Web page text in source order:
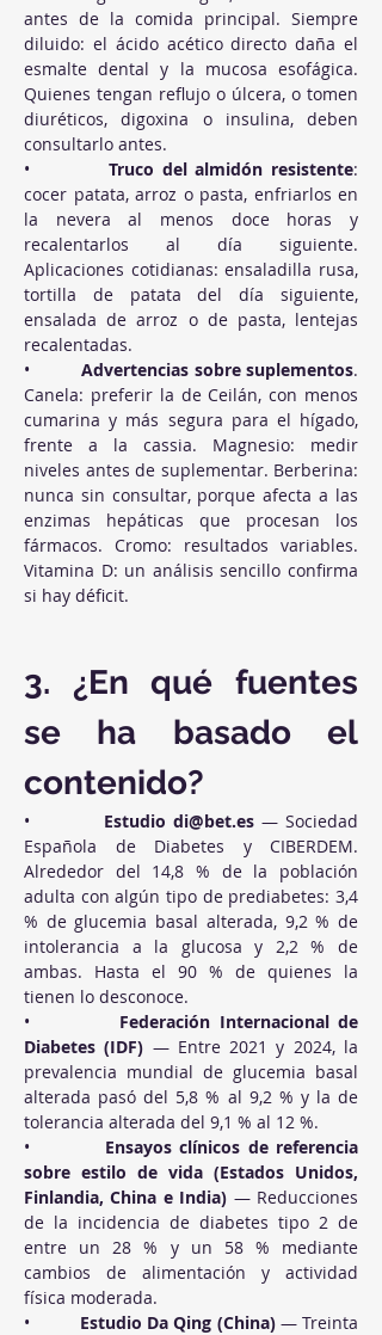
antes de la comida principal. Siempre
diluido: el ácido acético directo daña el
esmalte dental y la mucosa esofágica.
Quienes tengan reflujo o úlcera, o tomen
diuréticos, digoxina o insulina, deben
consultarlo antes.
• Truco del almidón resistente:
cocer patata, arroz o pasta, enfriarlos en
la nevera al menos doce horas y
recalentarlos al día siguiente.
Aplicaciones cotidianas: ensaladilla rusa,
tortilla de patata del día siguiente,
ensalada de arroz o de pasta, lentejas
recalentadas.
• Advertencias sobre suplementos.
Canela: preferir la de Ceilán, con menos
cumarina y más segura para el hígado,
frente a la cassia. Magnesio: medir
niveles antes de suplementar. Berberina:
nunca sin consultar, porque afecta a las
enzimas hepáticas que procesan los
fármacos. Cromo: resultados variables.
Vitamina D: un análisis sencillo confirma
si hay déficit.
3. ¿En qué fuentes
se ha basado el
contenido?
• Estudio di@bet.es — Sociedad
Española de Diabetes y CIBERDEM.
Alrededor del 14,8 % de la población
adulta con algún tipo de prediabetes: 3,4
% de glucemia basal alterada, 9,2 % de
intolerancia a la glucosa y 2,2 % de
ambas. Hasta el 90 % de quienes la
tienen lo desconoce.
• Federación Internacional de
Diabetes (IDF) — Entre 2021 y 2024, la
prevalencia mundial de glucemia basal
alterada pasó del 5,8 % al 9,2 % y la de
tolerancia alterada del 9,1 % al 12 %.
• Ensayos clínicos de referencia
sobre estilo de vida (Estados Unidos,
Finlandia, China e India) — Reducciones
de la incidencia de diabetes tipo 2 de
entre un 28 % y un 58 % mediante
cambios de alimentación y actividad
física moderada.
• Estudio Da Qing (China) — Treinta